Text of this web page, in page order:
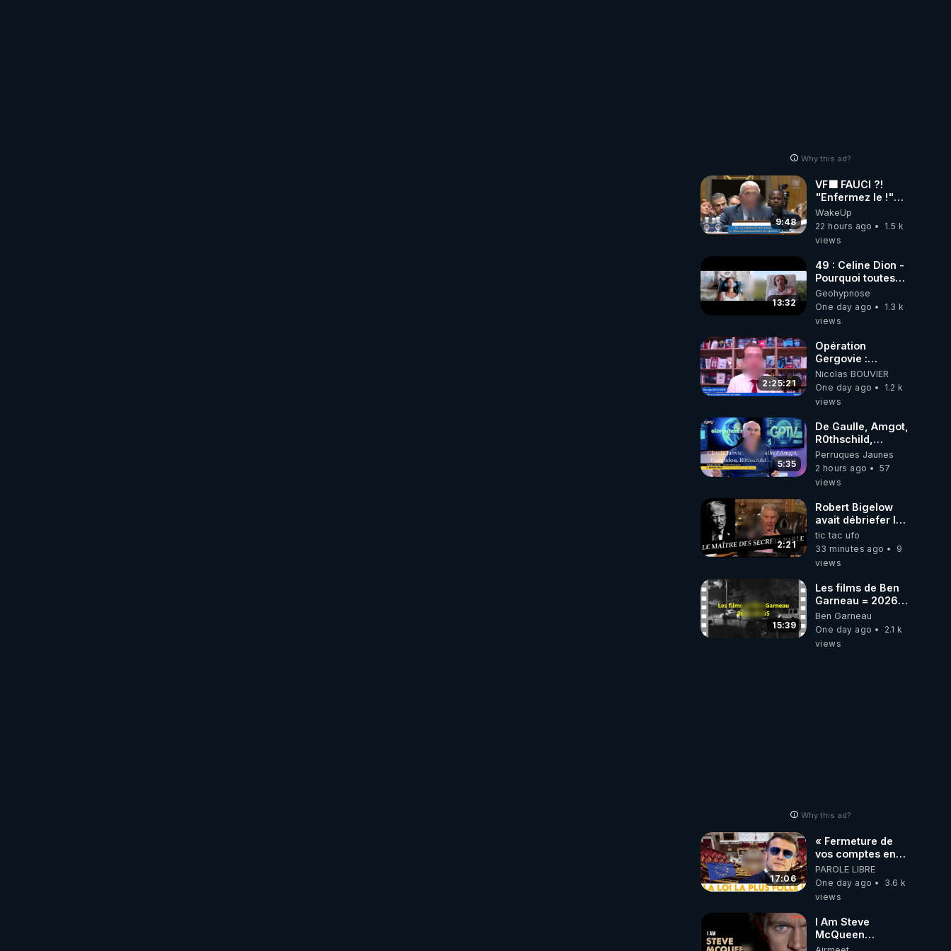
Why this ad?
9:48
VF🟩 FAUCI ?!
"Enfermez le !"
(Lock him up!) -
Quartz Traduction
WakeUp
22 hours ago
1.5 k
views
13:32
49 : Celine Dion -
Pourquoi toutes
ces rumeurs ?
Enquête sous
hypnose
Geohypnose
One day ago
1.3 k
views
2:25:21
Opération
Gergovie :
‪@38resistancegauloise‬
‪@MarionSigautOfficiel‬
‪@gladysriifard5710‬
Nicolas BOUVIER
One day ago
1.2 k
views
5:35
De Gaulle, Amgot,
R0thschild,
Macron &
Pompidou…
Macron Claude
X 2024
Perruques Jaunes
2 hours ago
57
views
2:21
Robert Bigelow
avait débriefer le
pédophile
génocidaire de
donald j trump
tic tac ufo
33 minutes ago
9
views
15:39
Les films de Ben
Garneau = 2026-
08-05
Ben Garneau
One day ago
2.1 k
views
Why this ad?
17:06
« Fermeture de
vos comptes en
banque ! » :
Macron impose
une loi folle !
PAROLE LIBRE
One day ago
3.6 k
views
I Am Steve
McQueen
⎮Documentaire